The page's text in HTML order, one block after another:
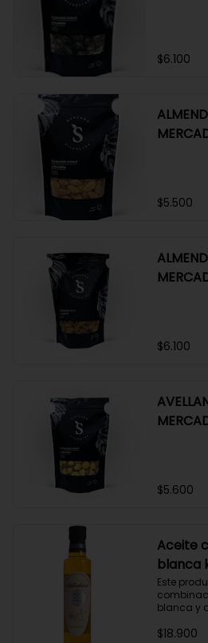
$6.100
$5.500
$6.100
$5.600
Aceite
blanca
Este
blanca y
$18.900